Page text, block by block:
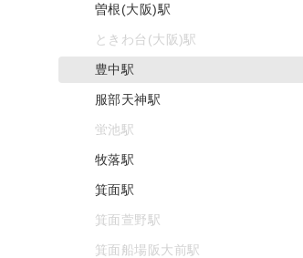
曽根(大阪)駅
ときわ台(大阪)駅
豊中駅
服部天神駅
蛍池駅
牧落駅
箕面駅
箕面萱野駅
箕面船場阪大前駅